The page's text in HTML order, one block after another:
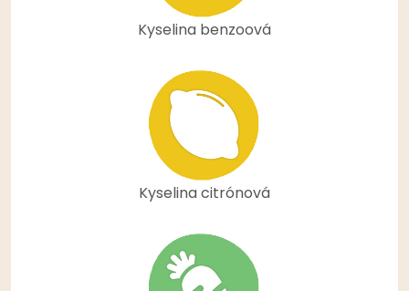
Kyselina benzoová
Kyselina citrónová